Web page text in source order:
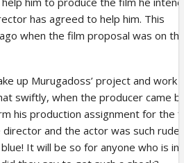
has agreed to help him. This
when the film proposal was on
up Murugadoss’ project and work
swiftly, when the producer came
his production assignment for the
and the actor was such rude
It will be so for anyone who is in